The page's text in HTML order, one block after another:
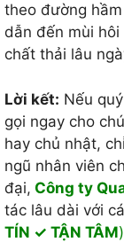
theo đường
dẫn đến mùi
chất thải lâu
Lời kết: Nếu
gọi ngay cho
hay chủ nhật,
ngũ nhân viên
đại, Công ty
tác lâu dài với
TÍN ✓ TẬN TÂM)